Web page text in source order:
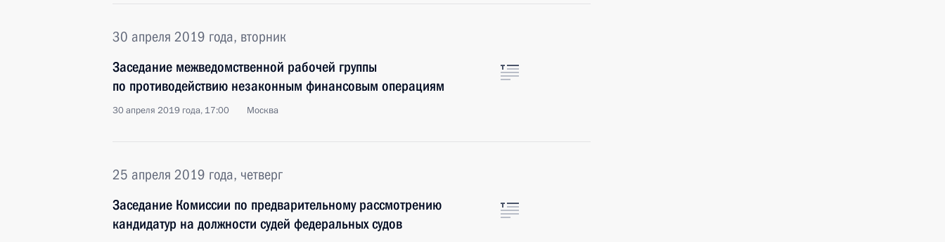
30 апреля 2019 года, вторник
Заседание межведомственной рабочей группы
по противодействию незаконным финансовым операциям
30 апреля 2019 года, 17:00 Москва
25 апреля 2019 года, четверг
Заседание Комиссии по предварительному рассмотрению
кандидатур на должности судей федеральных судов